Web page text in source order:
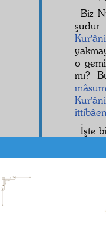
Biz
o
mı?
mâsum
İşte